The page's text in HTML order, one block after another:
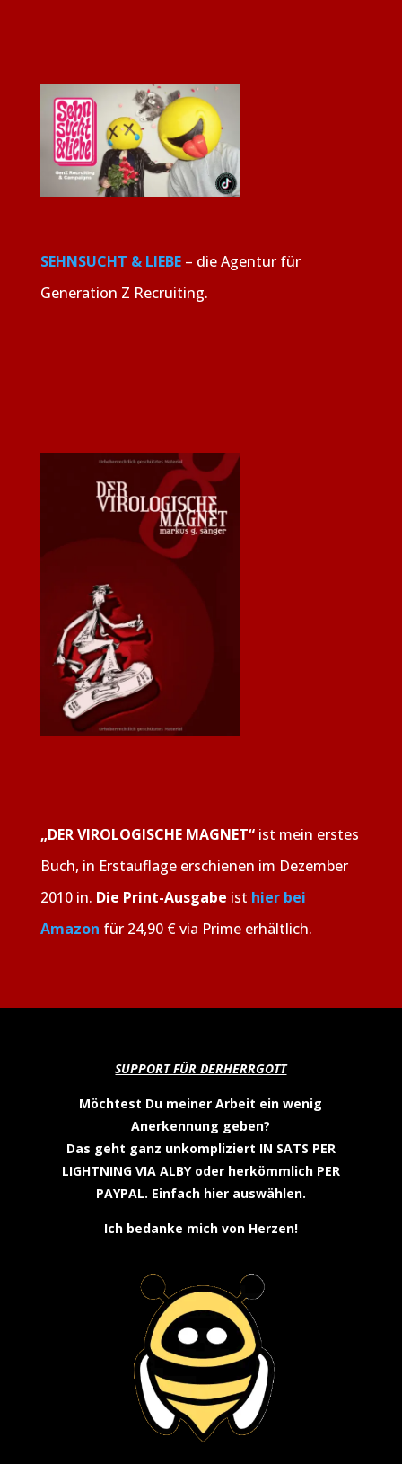
SEHNSUCHT & LIEBE– die Agentur für
Generation Z Recruiting.
„DER VIROLOGISCHE MAGNET“ist mein erstes
Buch, in Erstauflage erschienen im Dezember
2010 in. Die Print-Ausgabe ist hier bei
Amazon für 24,90 € via Prime erhältlich.
SUPPORT FÜR DERHERRGOTT
Möchtest Du meiner Arbeit ein wenig
Anerkennung geben?
Das geht ganz unkompliziert IN SATS PER
LIGHTNING VIA ALBYoder herkömmlich PER
PAYPAL. Einfach hier auswählen.
Ich bedanke mich von Herzen!